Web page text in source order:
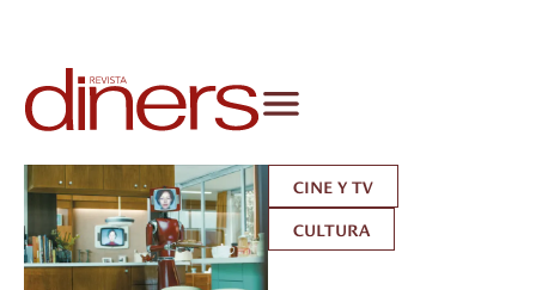
CINE Y TV
CULTURA